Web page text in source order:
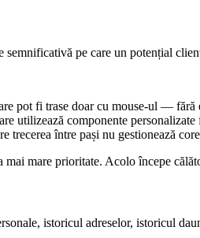
pe care un potențial
pot fi trase doar cu mouse-ul — fără
utilizează componente
trecerea între pași nu gestionează
mai mare prioritate. Acolo începe
istoricul adreselor, istoricul